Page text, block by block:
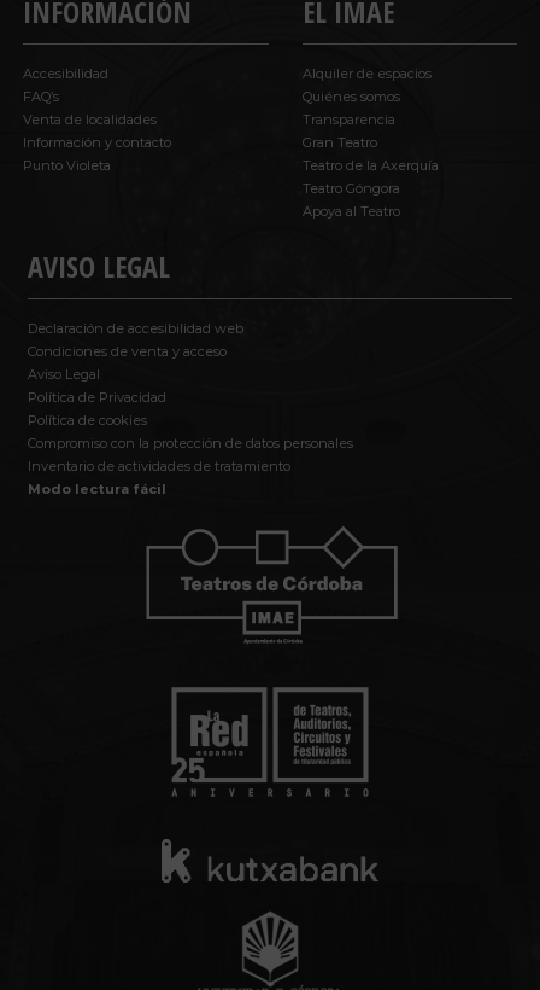
INFORMACIÓN
Accesibilidad
FAQ’s
Venta de localidades
Información y contacto
Punto Violeta
AVISO LEGAL
Declaración de accesibilidad web
Condiciones de venta y acceso
Aviso Legal
Política de Privacidad
Política de cookies
Compromiso con la protección de datos personales
Inventario de actividades de tratamiento
Modo lectura fácil
EL IMAE
Alquiler de espacios
Quiénes somos
Transparencia
Gran Teatro
Teatro de la Axerquía
Teatro Góngora
Apoya al Teatro